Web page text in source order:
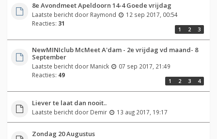
8e Avondmeet Apeldoorn 14-4 Goede vrijdag
Laatste bericht door Raymond
12 sep 2017, 00:54
Reacties: 31
1 2 3
NewMINIclub McMeet A'dam - 2e vrijdag vd maand- 8
September
Laatste bericht door Manick
07 sep 2017, 21:49
Reacties: 49
1 2 3 4
Liever te laat dan nooit..
Laatste bericht door Demir 13 aug 2017, 19:17
Zondag 20 Augustus